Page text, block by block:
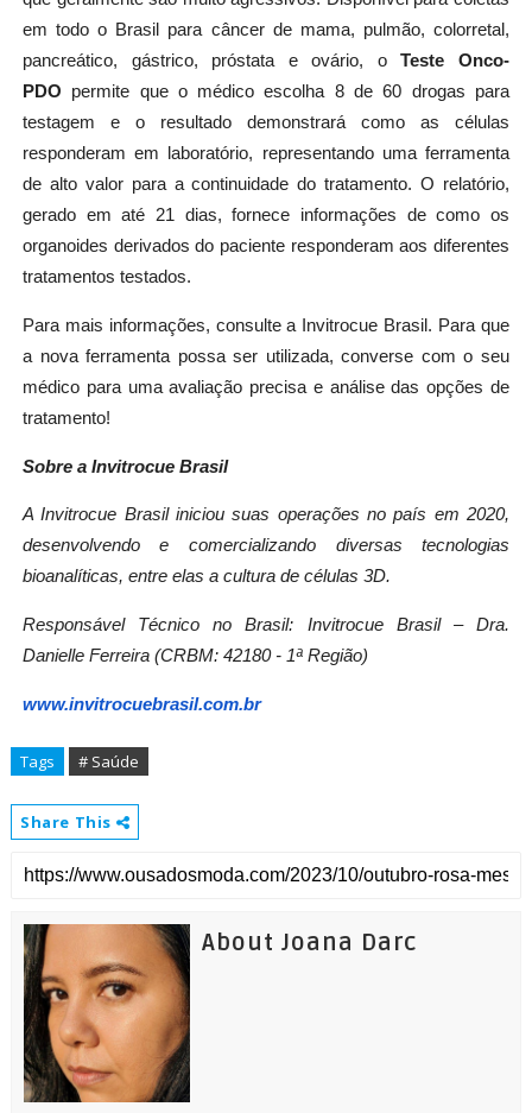
em todo o Brasil para câncer de mama, pulmão, colorretal,
pancreático, gástrico, próstata e ovário, oTeste Onco-
PDO permite que o médico escolha 8 de 60 drogas para
testagem e o resultado demonstrará como as células
responderam em laboratório, representando uma ferramenta
de alto valor para a continuidade do tratamento. O relatório,
gerado em até 21 dias, fornece informações de como os
organoides derivados do paciente responderam aos diferentes
tratamentos testados.
Para mais informações, consulte a Invitrocue Brasil. Para que
a nova ferramenta possa ser utilizada, converse com o seu
médico para uma avaliação precisa e análise das opções de
tratamento!
Sobre a Invitrocue Brasil
A Invitrocue Brasil iniciou suas operações no país em 2020,
desenvolvendo e comercializando diversas tecnologias
bioanalíticas, entre elas a cultura de células 3D.
Responsável Técnico no Brasil: Invitrocue Brasil – Dra.
Danielle Ferreira (CRBM: 42180 - 1ª Região)
www.invitrocuebrasil.com.br
Tags # Saúde
Share This
About Joana Darc